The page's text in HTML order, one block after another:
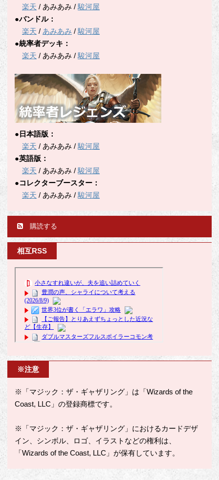
楽天 / あみあみ /駿河屋
●バンドル：
楽天 / あみあみ /駿河屋
●統率者デッキ：
楽天 / あみあみ /駿河屋
●日本語版：
楽天 / あみあみ /駿河屋
●英語版：
楽天 / あみあみ /駿河屋
●コレクターブースター：
楽天 / あみあみ /駿河屋
購読する
相互RSS
※注意
※「マジック：ザ・ギャザリング」は「Wizards of the
Coast, LLC」の登録商標です。
※「マジック：ザ・ギャザリング」におけるカードデザ
イン、シンボル、ロゴ、イラストなどの権利は、
「Wizards of the Coast, LLC」が保有しています。